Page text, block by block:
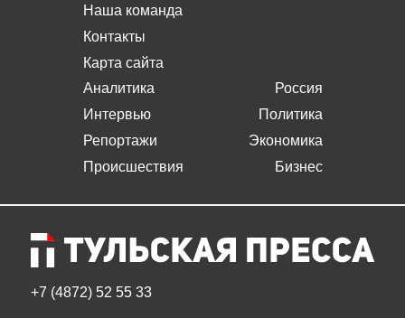
Наша команда
Контакты
Карта сайта
Аналитика
Интервью
Репортажи
Происшествия
Россия
Политика
Экономика
Бизнес
+7 (4872) 52 55 33